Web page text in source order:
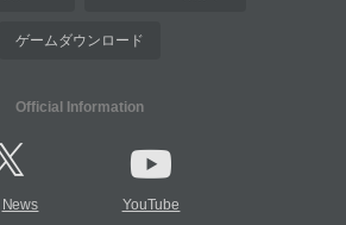
ゲームダウンロード
Official Information
News YouTube